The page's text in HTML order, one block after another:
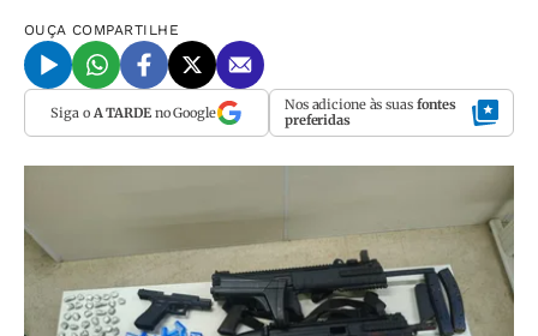
OUÇA COMPARTILHE
Siga o A TARDEno Google Nos adicione às suas fontes
preferidas